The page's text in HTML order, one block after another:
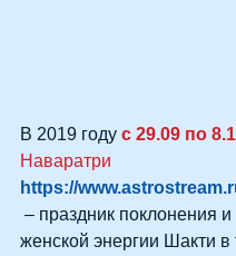
В 2019 году с 29.09 по
Наваратри
https://
– праздник поклонения и
женской энергии Шакти в